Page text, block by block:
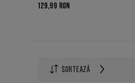
129,99 RON
SORTEAZĂ